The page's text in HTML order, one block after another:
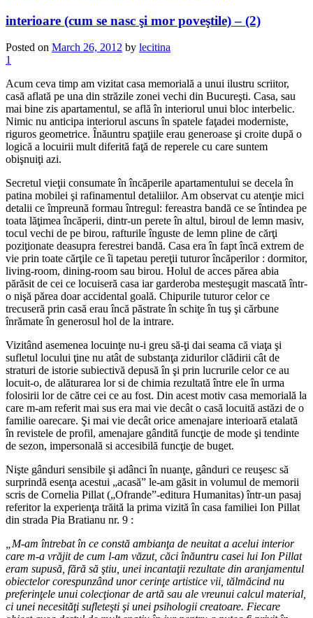
interioare (cum se nasc şi mor poveştile) – (2)
Posted on March 26, 2012 by lecitina
1
Acum ceva timp am vizitat casa memorială a unui ilustru scriitor,
casă aflată pe una din străzile zonei vechi din Bucureşti. Casa, sau
mai bine zis apartamentul, se află în interiorul unui bloc interbelic.
Nimic nu anticipa interiorul ascuns în spatele faţadei moderniste,
riguros geometrice. Înăuntru spaţiile erau generoase şi croite după o
logică a locuirii mult diferită faţă de reperele cu care suntem
obişnuiţi azi.
Secretul vieţii consumate în încăperile apartamentului se decela în
patina mobilei şi rafinamentul detaliilor. Am observat cu atenţie mici
detalii ce împreună formau întregul: fereastra bandă ce se întindea pe
toata lăţimea încăperii, dintr-un perete în altul, biroul de lemn masiv,
tocul vechi de pe birou, rafturile înguste de lemn pline de cărţi
poziţionate deasupra ferestrei bandă. Casa era în fapt încă extrem de
vie prin toate cărţile ce îi tapetau pereţii tuturor încăperilor : dormitor,
living-room, dining-room sau birou. Holul de acces părea abia
părăsit de cei ce locuiseră casa iar garderoba mesteşugit mascată într-
o nişă părea doar accidental goală. Chipurile tuturor celor ce
trecuseră prin casă erau încă păstrate în schiţe în tuş şi cărbune
înrămate în generosul hol de la intrare.
Vizitând asemenea locuinţe nu-i greu să-ţi dai seama că viaţa şi
sufletul locului ţine nu atât de substanţa zidurilor clădirii cât de
straturi de istorie subiectivă depusă în şi prin lucrurile celor ce au
locuit-o, de alăturarea lor si de chimia rezultată între ele în urma
folosirii lor de către cei ce au fost. Din acest motiv casa memorială la
care m-am referit mai sus era mai vie decât o casă locuită astăzi de o
familie oarecare. Şi mai vie decât orice amenajare interioară etalată
în revistele de profil, amenajare gândită funcţie de mode şi tendinte
de sezon, impersonală si accesibilă funcţie de buget.
Nişte gânduri sensibile şi adânci în nuanţe, gânduri ce reuşesc să
surprindă esenţa acestui „acasă” le-am găsit in volumul de memorii
scris de Cornelia Pillat („Ofrande”-editura Humanitas) într-un pasaj
referitor la experienţa trăită la prima vizită în casa familiei Ion Pillat
din strada Pia Bratianu nr. 9 :
„M-am întrebat în ce constă ambianţa de neuitat a acelui interior
care m-a vrăjit de cum l-am văzut, căci înăuntru casei lui Ion Pillat
eram supusă, fără să ştiu, unei incantaţii rezultate din aranjamentul
obiectelor corespunzând unor cerinţe artistice vii, tălmăcind nu
preferinţele unui colecţionar de artă sau ale vreunui calcul material,
ci unei necesităţi sufleteşti şi unei psihologii creatoare. Fiecare